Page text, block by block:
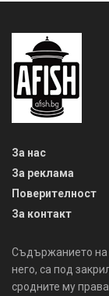
За нас
За реклама
Поверителност
За контакт
Съдържанието на
него, са под
сродните му